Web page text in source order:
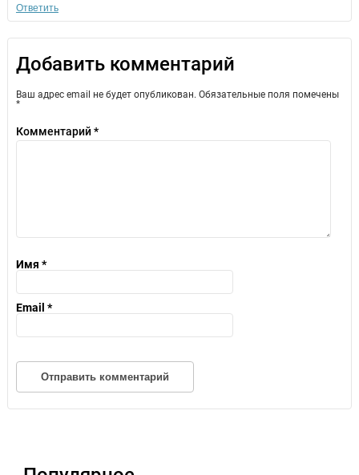
Ответить
Добавить комментарий
Ваш адрес email не будет опубликован. Обязательные поля помечены
*
Комментарий*
Имя *
Email *